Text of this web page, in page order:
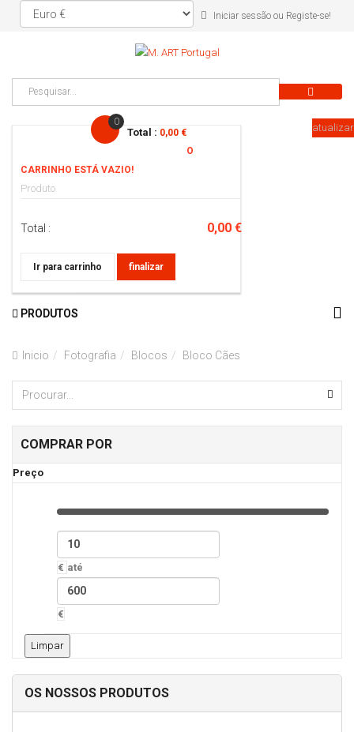
Iniciar sessão ou Registe-se!
0
Total : 0,00 €
O
CARRINHO ESTÁ VAZIO!
Produto
atualizar
Total : 0,00 €
Ir para carrinho finalizar
PRODUTOS
Inicio Fotografia Blocos Bloco Cães
COMPRAR POR
Preço
€ até
€
Limpar
OS NOSSOS PRODUTOS